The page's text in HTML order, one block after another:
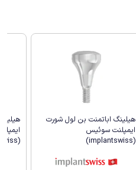
هیلینگ اباتمنت بن لول شورت
ایمپلنت سوئیس
(implantswiss)
(implantswiss)